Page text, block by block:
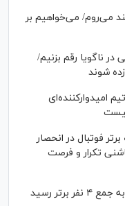
تاشکند می‌روم/ می‌خواهیم بر
در ناگویا رقم بزنیم/
شوند
امیدوارکننده‌ای
فوتبال در انحصار
تکرار و فرصت
رسید